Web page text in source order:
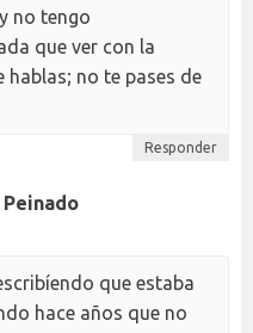
no tengo
que ver con la
hablas; no te pases de
Responder
que estaba
hace años que no